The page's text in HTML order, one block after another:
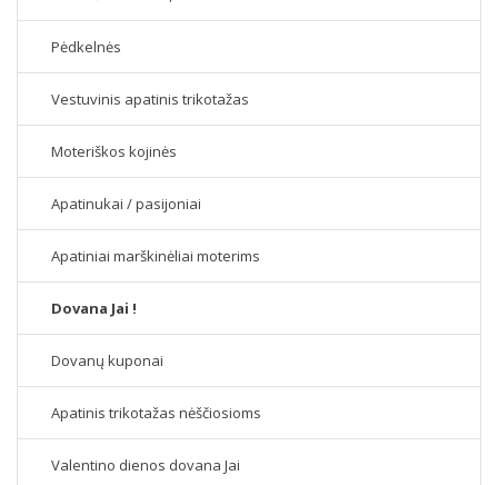
Pėdkelnės
Vestuvinis apatinis trikotažas
Moteriškos kojinės
Apatinukai / pasijoniai
Apatiniai marškinėliai moterims
Dovana Jai !
Dovanų kuponai
Apatinis trikotažas nėščiosioms
Valentino dienos dovana Jai